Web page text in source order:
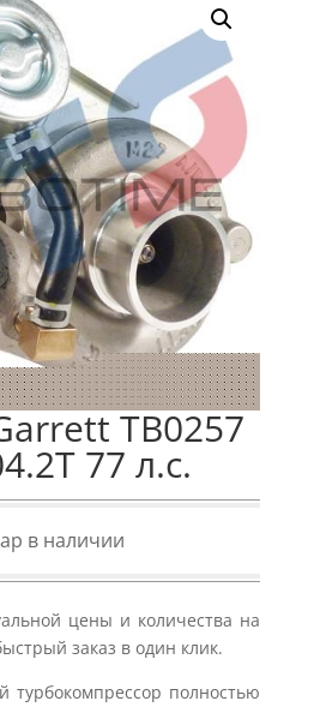
TB0257
77 л.с.
в наличии
цены и количества на
заказ в один клик.
турбокомпрессор полностью